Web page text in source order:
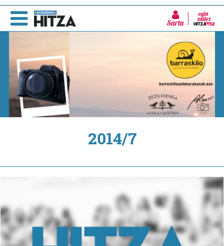
Sartu
2014/7